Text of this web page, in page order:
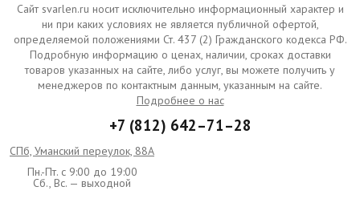
Сайт svarlen.ru носит исключительно информационный характер и
ни при каких условиях не является публичной офертой,
определяемой положениями Ст. 437 (2) Гражданского кодекса РФ.
Подробную информацию о ценах, наличии, сроках доставки
товаров указанных на сайте, либо услуг, вы можете получить у
менеджеров по контактным данным, указанным на сайте.
Подробнее о нас
+7 (812) 642–71–28
СПб, Уманский переулок, 88А
Пн.-Пт. с 9:00 до 19:00
Сб., Вс. — выходной